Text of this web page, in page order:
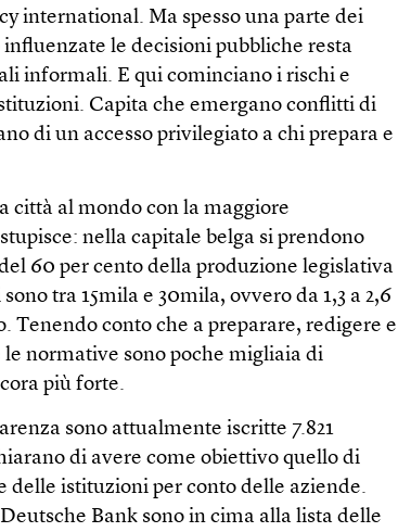
international. Ma spesso una parte dei
le decisioni pubbliche resta
informali. E qui cominciano i rischi e
Capita che emergano conflitti di
di un accesso privilegiato a chi prepara e
città al mondo con la maggiore
nella capitale belga si prendono
60 per cento della produzione legislativa
tra 15mila e 30mila, ovvero da 1,3 a 2,6
Tenendo conto che a preparare, redigere e
le normative sono poche migliaia di
più forte.
sono attualmente iscritte 7.821
di avere come obiettivo quello di
delle istituzioni per conto delle aziende.
Bank sono in cima alla lista delle